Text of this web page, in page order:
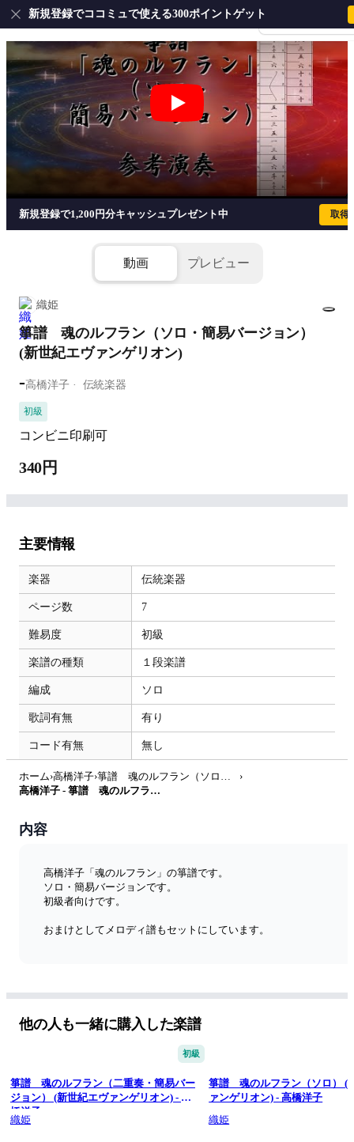
会員登録・ログイ
新規登録でココミュで使える300ポイントゲット
箏譜 魂のルフラン（ソロ・簡易バー
添付ファイル(2個)
新規登録で1,200円分キャッシュプレゼント中 取得
動画 プレビュー
織姫
箏譜 魂のルフラン（ソロ・簡易バージョン）
(新世紀エヴァンゲリオン)
-高橋洋子 伝統楽器
初級
コンビニ印刷可
340円
主要情報
楽器 伝統楽器
ページ数 7
難易度 初級
楽譜の種類 １段楽譜
編成 ソロ
歌詞有無 有り
コード有無 無し
ホーム›高橋洋子›
›
高橋洋子 - 箏譜 魂のルフラン（ソロ・簡易バージョン） (新世紀エヴァンゲリオン) by 織姫
内容
高橋洋子「魂のルフラン」の箏譜です。
ソロ・簡易バージョンです。
初級者向けです。
おまけとしてメロディ譜もセットにしています。
他の人も一緒に購入した楽譜
初級
箏譜 魂のルフラン（二重奏・簡易バー
ジョン） (新世紀エヴァンゲリオン) - 高
橋洋子
織姫
箏譜 魂のルフラン（ソロ） (
ァンゲリオン) - 高橋洋子
織姫